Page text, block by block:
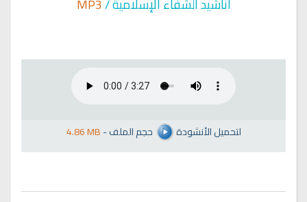
4.86 MB- لتحميل الأنشودة حجم الملف